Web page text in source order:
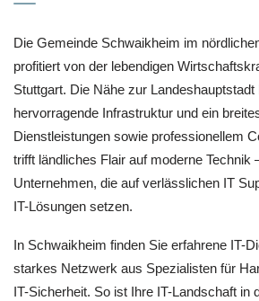
Die Gemeinde Schwaikheim im
profitiert von der lebendigen
Stuttgart. Die Nähe zur Landeshauptstadt
hervorragende Infrastruktur und ein
Dienstleistungen sowie professionellem
trifft ländliches Flair auf moderne Technik
Unternehmen, die auf verlässlichen IT
IT-Lösungen setzen.
In Schwaikheim finden Sie erfahrene IT-
starkes Netzwerk aus Spezialisten für
IT-Sicherheit. So ist Ihre IT-Landschaft in